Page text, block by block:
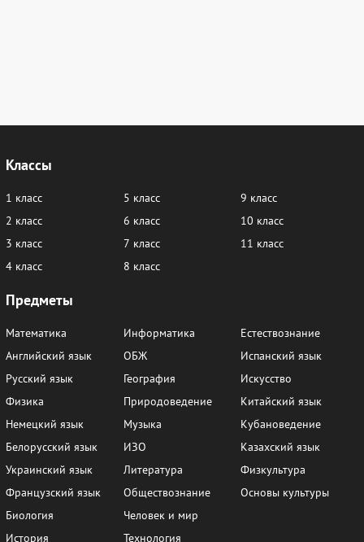
Классы
1 класс
2 класс
3 класс
4 класс
5 класс
6 класс
7 класс
8 класс
9 класс
10 класс
11 класс
Предметы
Математика
Английский язык
Русский язык
Физика
Немецкий язык
Белорусский язык
Украинский язык
Французский язык
Биология
История
Информатика
ОБЖ
География
Природоведение
Музыка
ИЗО
Литература
Обществознание
Человек и мир
Технология
Естествознание
Испанский язык
Искусство
Китайский язык
Кубановедение
Казахский язык
Физкультура
Основы культуры